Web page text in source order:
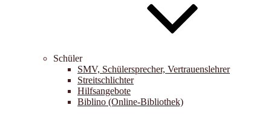
Schüler
SMV, Schülersprecher, Vertrauenslehrer
Streitschlichter
Hilfsangebote
Biblino (Online-Bibliothek)